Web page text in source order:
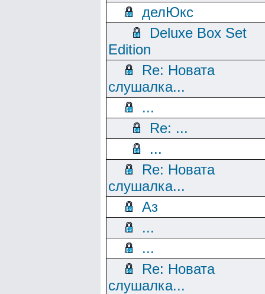
делЮкс
Deluxe Box Set
Edition
Re: Новата
слушалка...
...
Re: ...
...
Re: Новата
слушалка...
Аз
...
...
Re: Новата
слушалка...